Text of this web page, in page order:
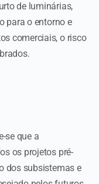
de luminárias,
para o entorno e
comerciais, o risco
se que a
os projetos pré-
dos subsistemas e